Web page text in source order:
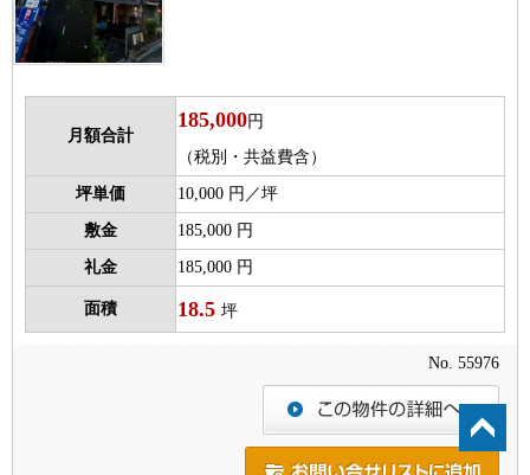
月額合計
185,000円
（税別・共益費含）
坪単価 10,000 円／坪
敷金 185,000 円
礼金 185,000 円
面積 18.5 坪
No. 55976